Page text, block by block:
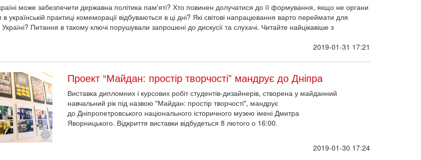
може забезпечити державна політика пам'яті? Хто повинен долучатися до її формування, якщо не органи
в українській практиці комеморації відбуваються в ці дні? Які світові напрацювання варто переймати для
Україні? Питання в такому ключі порушували запрошені до дискусії та слухачі. Читайте найцікавіше з
2019-01-31 17:21
Проект “Майдан: простір творчості” мандрує до Дніпра
Виставка дипломних і курсових робіт студентів-дизайнерів, створена у майданний
навчальний рік під назвою "Майдан: простір творчості", мандрує
до Дніпропетровського національного історичного музею імені Дмитра
Яворницького. Відкриття виставки відбудеться 8 лютого о 16:00.
2019-01-30 17:24